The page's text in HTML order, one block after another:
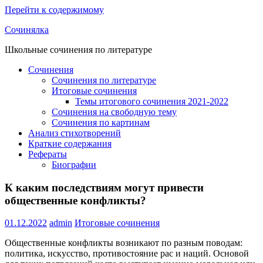
Перейти к содержимому
Сочинялка
Школьные сочинения по литературе
Сочинения
Сочинения по литературе
Итоговые сочинения
Темы итогового сочинения 2021-2022
Сочинения на свободную тему
Сочинения по картинам
Анализ стихотворений
Краткие содержания
Рефераты
Биографии
К каким последствиям могут привести
общественные конфликты?
01.12.2022 admin Итоговые сочинения
Общественные конфликты возникают по разным поводам:
политика, искусство, противостояние рас и наций. Основой